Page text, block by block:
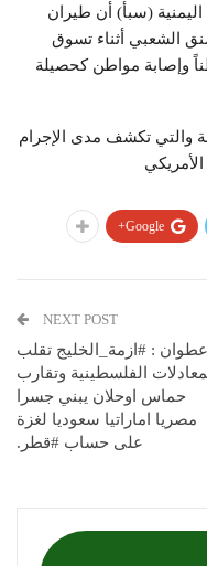
(سبأ) أن طيران
الشعبي أثناء تسوق
ما أدى إلى إستشهاد 24 مواطناً وإصابة مواطن كحصيلة
والتي تكشف مدى الإجرام
Google+
NEXT POST
عطوان : #ازمة_الخليج تقلب
الفلسطينية وتقارب
حماس اوحلان يبني جسرا
مصريا اماراتيا سعوديا لغزة
على حساب #قطر.